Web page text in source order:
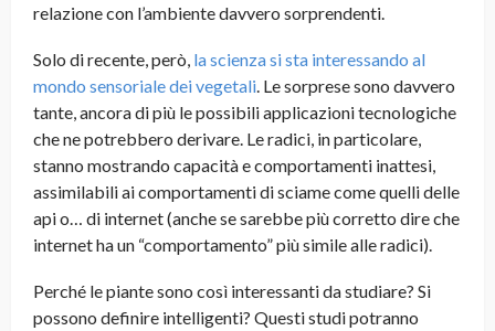
relazione con l’ambiente davvero sorprendenti.
Solo di recente, però, la scienza si sta interessando al
mondo sensoriale dei vegetali. Le sorprese sono davvero
tante, ancora di più le possibili applicazioni tecnologiche
che ne potrebbero derivare. Le radici, in particolare,
stanno mostrando capacità e comportamenti inattesi,
assimilabili ai comportamenti di sciame come quelli delle
api o… di internet (anche se sarebbe più corretto dire che
internet ha un “comportamento” più simile alle radici).
Perché le piante sono così interessanti da studiare? Si
possono definire intelligenti? Questi studi potranno